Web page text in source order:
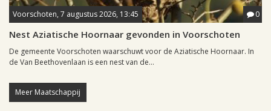
Voorschoten, 7 augustus 2026, 13:45 0
Nest Aziatische Hoornaar gevonden in Voorschoten
De gemeente Voorschoten waarschuwt voor de Aziatische Hoornaar. In
de Van Beethovenlaan is een nest van de...
Meer Maatschappij